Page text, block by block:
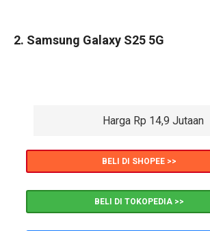
2. Samsung Galaxy S25 5G
Harga Rp 14,9 Jutaan
BELI DI SHOPEE >>
BELI DI TOKOPEDIA >>